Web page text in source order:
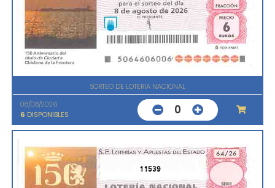
SORTEO DE LOTERIA NACIONAL
08/08/2026
6 DISPONIBLES 0
11539